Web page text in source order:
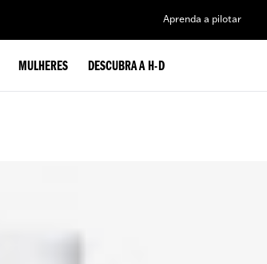
Aprenda a pilotar
MULHERES DESCUBRA A H-D